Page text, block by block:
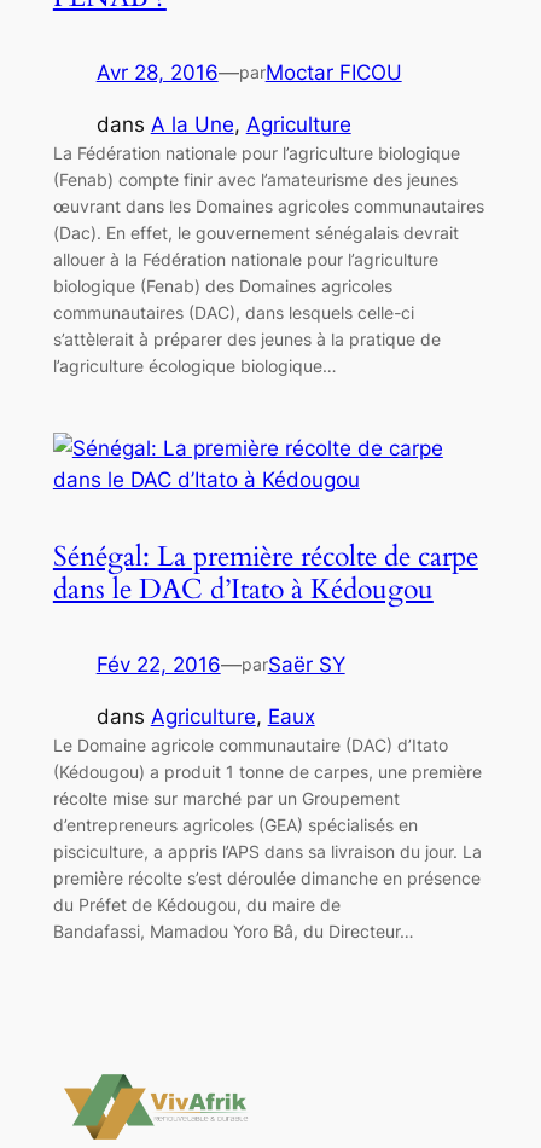
Avr 28, 2016—parMoctar FICOU
dans A la Une, Agriculture
La Fédération nationale pour l’agriculture biologique
(Fenab) compte finir avec l’amateurisme des jeunes
œuvrant dans les Domaines agricoles communautaires
(Dac). En effet, le gouvernement sénégalais devrait
allouer à la Fédération nationale pour l’agriculture
biologique (Fenab) des Domaines agricoles
communautaires (DAC), dans lesquels celle-ci
s’attèlerait à préparer des jeunes à la pratique de
l’agriculture écologique biologique…
Sénégal: La première récolte de carpe
dans le DAC d’Itato à Kédougou
Fév 22, 2016—parSaër SY
dans Agriculture, Eaux
Le Domaine agricole communautaire (DAC) d’Itato
(Kédougou) a produit 1 tonne de carpes, une première
récolte mise sur marché par un Groupement
d’entrepreneurs agricoles (GEA) spécialisés en
pisciculture, a appris l’APS dans sa livraison du jour. La
première récolte s’est déroulée dimanche en présence
du Préfet de Kédougou, du maire de
Bandafassi, Mamadou Yoro Bâ, du Directeur…